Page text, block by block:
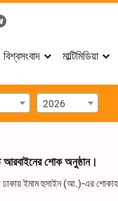
বিশ্বসংবাদ মাল্টিমিডিয়া
2026
আরবাইনের শোক অনুষ্ঠান।
ঢাকায় ইমাম হুসাইন (আ.)-এর